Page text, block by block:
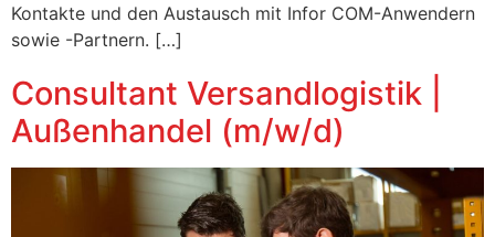
Kontakte und den Austausch mit Infor COM-Anwendern
sowie -Partnern. […]
Consultant Versandlogistik |
Außenhandel (m/w/d)